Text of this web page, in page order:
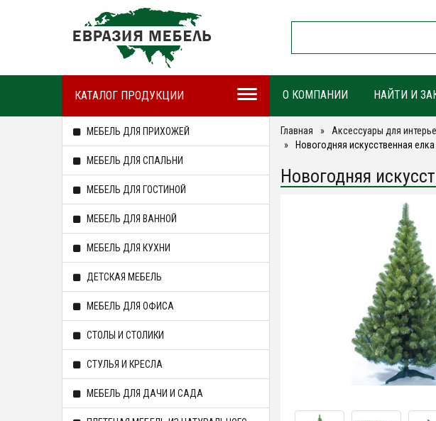
КАТАЛОГ ПРОДУКЦИИ О КОМПАНИИ НАЙТИ И
МЕБЕЛЬ ДЛЯ ПРИХОЖЕЙ
МЕБЕЛЬ ДЛЯ СПАЛЬНИ
МЕБЕЛЬ ДЛЯ ГОСТИНОЙ
МЕБЕЛЬ ДЛЯ ВАННОЙ
МЕБЕЛЬ ДЛЯ КУХНИ
ДЕТСКАЯ МЕБЕЛЬ
МЕБЕЛЬ ДЛЯ ОФИСА
СТОЛЫ И СТОЛИКИ
СТУЛЬЯ И КРЕСЛА
МЕБЕЛЬ ДЛЯ ДАЧИ И САДА
Главная Аксессуары для
Новогодняя искусственная
Новогодняя